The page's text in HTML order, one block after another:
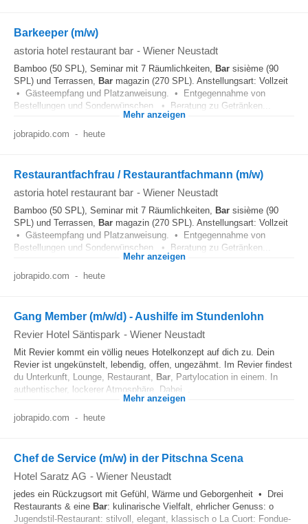
Barkeeper (m/w)
astoria hotel restaurant bar - Wiener Neustadt
Bamboo (50 SPL), Seminar mit 7 Räumlichkeiten, Bar sisième (90
SPL) und Terrassen, Bar magazin (270 SPL). Anstellungsart: Vollzeit
• Gästeempfang und Platzanweisung. • Entgegennahme von
Bestellungen und Sonderwünschen. • Beratung zu Getränken...
Mehr anzeigen
jobrapido.com - heute
Restaurantfachfrau / Restaurantfachmann (m/w)
astoria hotel restaurant bar - Wiener Neustadt
Bamboo (50 SPL), Seminar mit 7 Räumlichkeiten, Bar sisième (90
SPL) und Terrassen, Bar magazin (270 SPL). Anstellungsart: Vollzeit
• Gästeempfang und Platzanweisung. • Entgegennahme von
Bestellungen und Sonderwünschen. • Beratung zu Getränken...
Mehr anzeigen
jobrapido.com - heute
Gang Member (m/w/d) - Aushilfe im Stundenlohn
Revier Hotel Säntispark - Wiener Neustadt
Mit Revier kommt ein völlig neues Hotelkonzept auf dich zu. Dein
Revier ist ungekünstelt, lebendig, offen, ungezähmt. Im Revier findest
du Unterkunft, Lounge, Restaurant, Bar, Partylocation in einem. In
authentischer, lockerer Atmosphäre. Dabei...
Mehr anzeigen
jobrapido.com - heute
Chef de Service (m/w) in der Pitschna Scena
Hotel Saratz AG - Wiener Neustadt
jedes ein Rückzugsort mit Gefühl, Wärme und Geborgenheit • Drei
Restaurants & eine Bar: kulinarische Vielfalt, ehrlicher Genuss: o
Jugendstil-Restaurant: stilvoll, elegant, klassisch o La Cuort: Fondue-